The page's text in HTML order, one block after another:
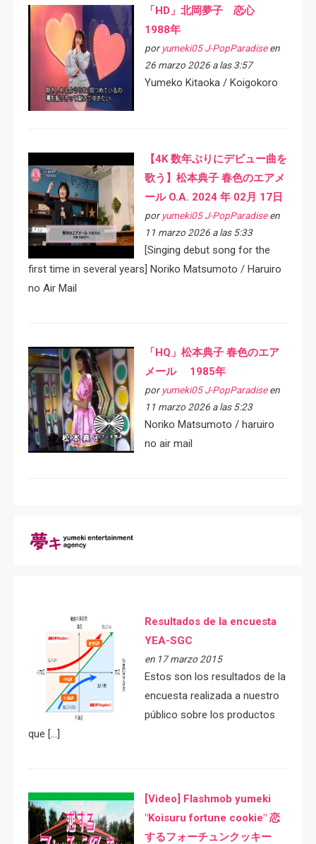
「HD」北岡夢子 恋心
1988年
por yumeki05 J-PopParadiseen
26 marzo 2026 a las 3:57
Yumeko Kitaoka / Koigokoro
【4K 数年ぶりにデビュー曲を
歌う】松本典子 春色のエアメ
ール O.A. 2024 年 02月 17日
por yumeki05 J-PopParadiseen
11 marzo 2026 a las 5:33
[Singing debut song for the
first time in several years] Noriko Matsumoto / Haruiro
no Air Mail
「HQ」松本典子 春色のエア
メール 1985年
por yumeki05 J-PopParadiseen
11 marzo 2026 a las 5:23
Noriko Matsumoto / haruiro
no air mail
Resultados de la encuesta
YEA-SGC
en 17 marzo 2015
Estos son los resultados de la
encuesta realizada a nuestro
público sobre los productos
que […]
[Video] Flashmob yumeki
"Koisuru fortune cookie" 恋
するフォーチュンクッキー